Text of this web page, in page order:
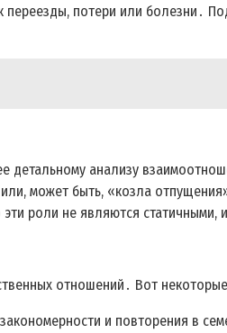
потери или болезни․
детальному анализу
может быть, «козла
роли не являются
отношений․ Вот
и повторения в